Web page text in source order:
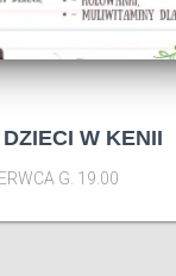
W KENII
G. 19.00